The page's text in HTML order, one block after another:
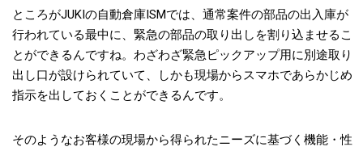
ところがJUKIの自動倉庫ISMでは、通常案件の部品の出入庫が
行われている最中に、緊急の部品の取り出しを割り込ませるこ
とができるんですね。わざわざ緊急ピックアップ用に別途取り
出し口が設けられていて、しかも現場からスマホであらかじめ
指示を出しておくことができるんです。
そのようなお客様の現場から得られたニーズに基づく機能・性